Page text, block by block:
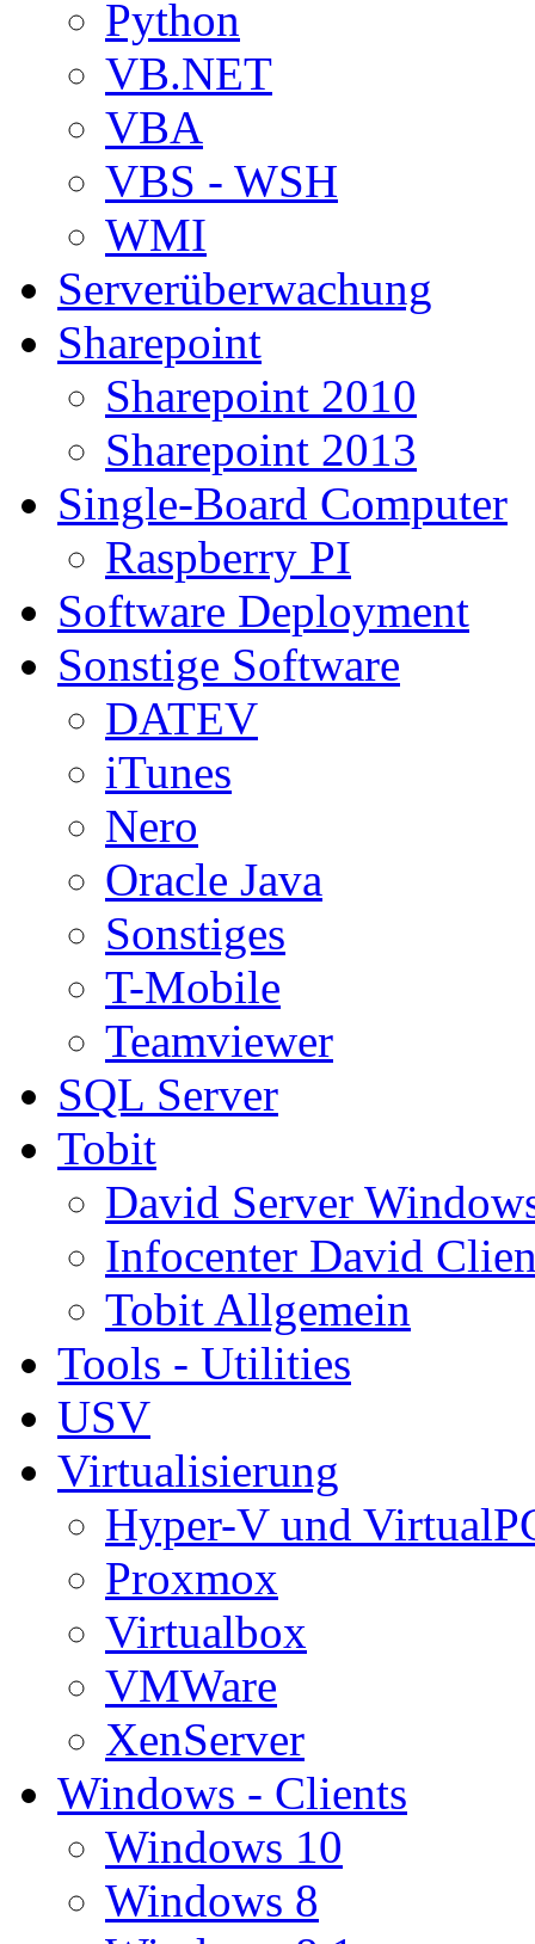
Python
VB.NET
VBA
VBS - WSH
WMI
Serverüberwachung
Sharepoint
Sharepoint 2010
Sharepoint 2013
Single-Board Computer
Raspberry PI
Software Deployment
Sonstige Software
DATEV
iTunes
Nero
Oracle Java
Sonstiges
T-Mobile
Teamviewer
SQL Server
Tobit
David Server
Infocenter David
Tobit Allgemein
Tools - Utilities
USV
Virtualisierung
Hyper-V und
Proxmox
Virtualbox
VMWare
XenServer
Windows - Clients
Windows 10
Windows 8